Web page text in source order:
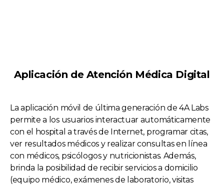
Aplicación de Atención Médica Digital
La aplicación móvil de última generación de 4A Labs
permite a los usuarios interactuar automáticamente
con el hospital a través de Internet, programar citas,
ver resultados médicos y realizar consultas en línea
con médicos, psicólogos y nutricionistas. Además,
brinda la posibilidad de recibir servicios a domicilio
(equipo médico, exámenes de laboratorio, visitas